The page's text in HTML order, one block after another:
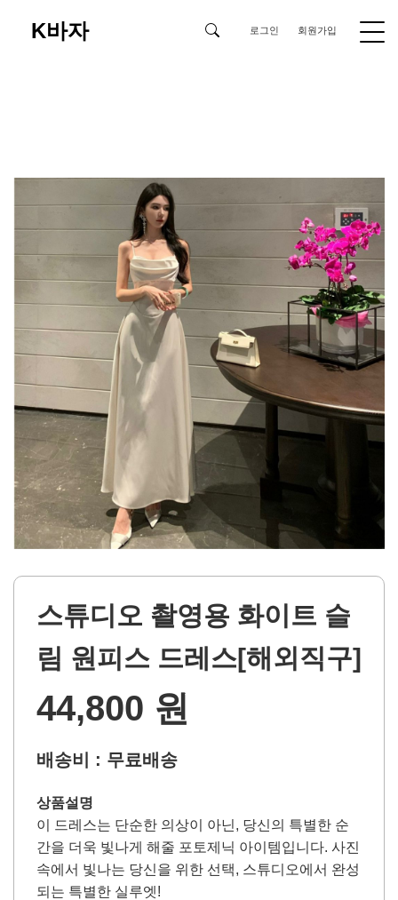
K바자 로그인 회원가입
스튜디오 촬영용 화이트 슬
림 원피스 드레스[해외직구]
44,800 원
배송비 : 무료배송
상품설명
이 드레스는 단순한 의상이 아닌, 당신의 특별한 순
간을 더욱 빛나게 해줄 포토제닉 아이템입니다. 사진
속에서 빛나는 당신을 위한 선택, 스튜디오에서 완성
되는 특별한 실루엣!